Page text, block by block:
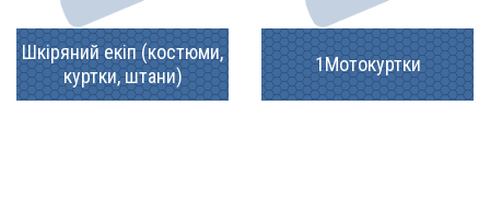
Шкіряний екіп (костюми,
куртки, штани)
1Мотокуртки